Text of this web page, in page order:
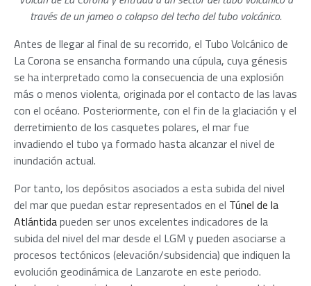
través de un jameo o colapso del techo del tubo volcánico.
Antes de llegar al final de su recorrido, el Tubo Volcánico de
La Corona se ensancha formando una cúpula, cuya génesis
se ha interpretado como la consecuencia de una explosión
más o menos violenta, originada por el contacto de las lavas
con el océano. Posteriormente, con el fin de la glaciación y el
derretimiento de los casquetes polares, el mar fue
invadiendo el tubo ya formado hasta alcanzar el nivel de
inundación actual.
Por tanto, los depósitos asociados a esta subida del nivel
del mar que puedan estar representados en el Túnel de la
Atlántidapueden ser unos excelentes indicadores de la
subida del nivel del mar desde el LGM y pueden asociarse a
procesos tectónicos (elevación/subsidencia) que indiquen la
evolución geodinámica de Lanzarote en este periodo.